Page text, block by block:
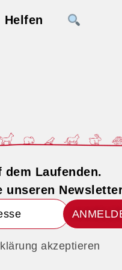
Helfen
dem Laufenden.
unseren
akzeptieren